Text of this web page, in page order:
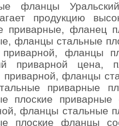
фланцы
продукцию
приварные, фланец
фланцы стальные
фланцы
приварной цена,
приварной, фланцы
приварные
плоские
фланцы стальные
плоские фланцы